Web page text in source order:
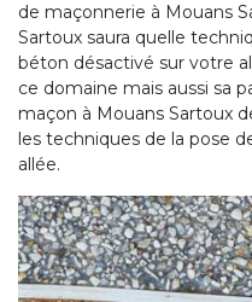
de maçonnerie à Mouans
Sartoux saura quelle
béton désactivé sur votre
ce domaine mais aussi sa
maçon à Mouans Sartoux
les techniques de la pose
allée.